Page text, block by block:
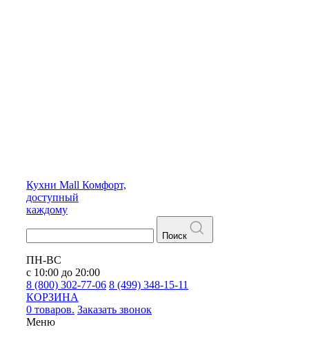
Кухни Mall Комфорт,
доступный
каждому
Поиск
ПН-ВС
с 10:00 до 20:00
8 (800) 302-77-06 8 (499) 348-15-11
КОРЗИНА
0 товаров. Заказать звонок
Меню